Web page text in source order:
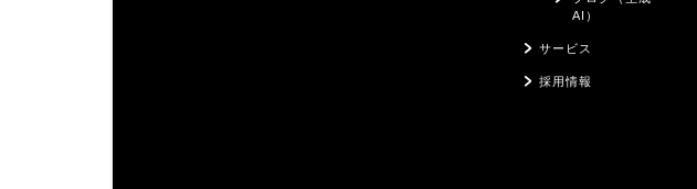
AI）
サービス
採用情報